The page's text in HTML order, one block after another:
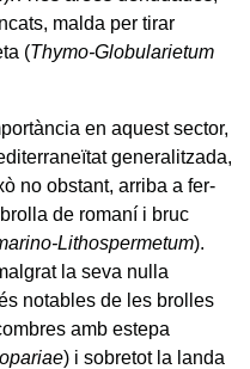
malda per tirar
(Thymo-Globularietum
en aquest sector,
generalitzada,
no obstant, arriba a fer-
de romaní i bruc
Lithospermetum).
la seva nulla
notables de les brolles
amb estepa
) i sobretot la landa